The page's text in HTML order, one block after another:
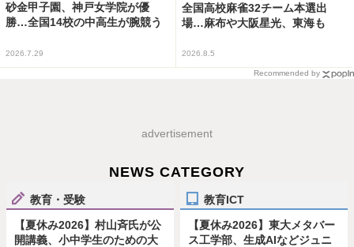
砂金甲子園、神戸女学院が優
勝…全国14校の中高生が腕競う
2026.7.29
全国高校麻雀32チーム本選出
場…麻布や大阪星光、東海も
2026.8.5
Recommended by
advertisement
NEWS CATEGORY
教育・受験
【夏休み2026】村山斉氏が公
開講義、小中学生のための大
教育ICT
【夏休み2026】東大メタバー
ス工学部、生成AIなどジュニ